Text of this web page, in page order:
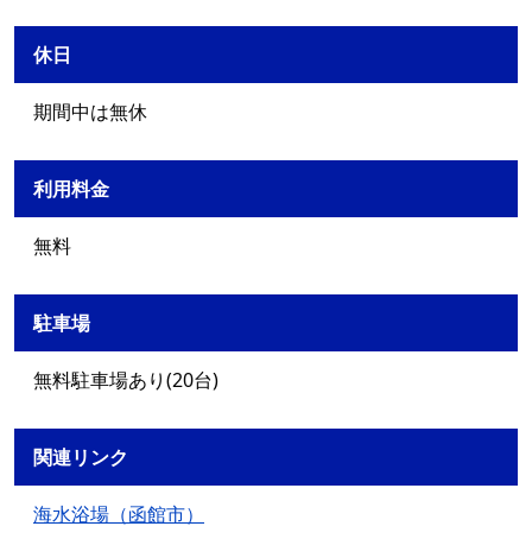
休日
期間中は無休
利用料金
無料
駐車場
無料駐車場あり(20台)
関連リンク
海水浴場（函館市）